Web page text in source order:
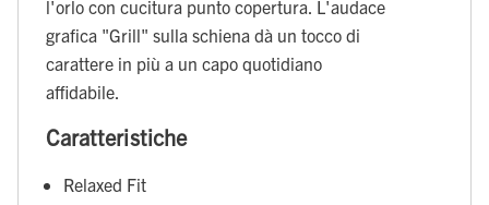
l'orlo con cucitura punto copertura. L'audace
grafica "Grill" sulla schiena dà un tocco di
carattere in più a un capo quotidiano
affidabile.
Caratteristiche
Relaxed Fit